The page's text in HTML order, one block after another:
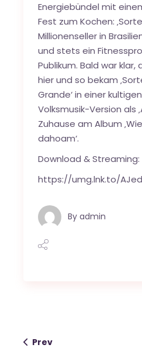
Energiebündel mit
Fest zum Kochen:
Millionenseller in
und stets ein
Publikum. Bald war
hier und so bekam
Grande‘ in einer
Volksmusik-Version als
Zuhause am Album
dahoam‘.
Download & Streaming:
https://umg.lnk.to/
By admin
Prev